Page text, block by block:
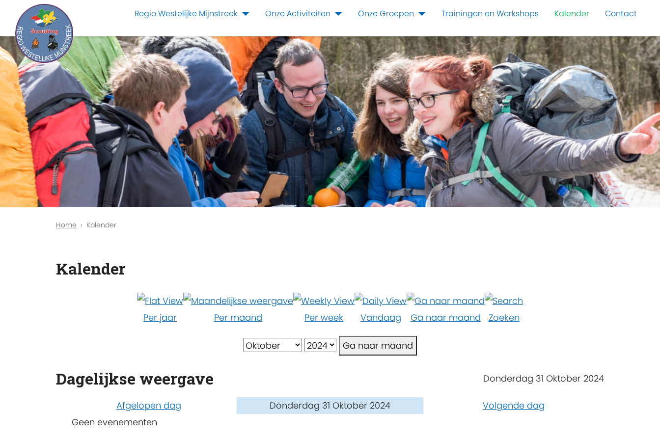
Regio Westelijke Mijnstreek Onze Activiteiten Onze Groepen Trainingen en Workshops Kalender Contact
Home Kalender
Kalender
Per jaar Per maand Per week Vandaag Ga naar maand Zoeken
Ga naar maand
Dagelijkse weergave Donderdag 31 Oktober 2024
Afgelopen dag Donderdag 31 Oktober 2024
Volgende dag
Geen evenementen